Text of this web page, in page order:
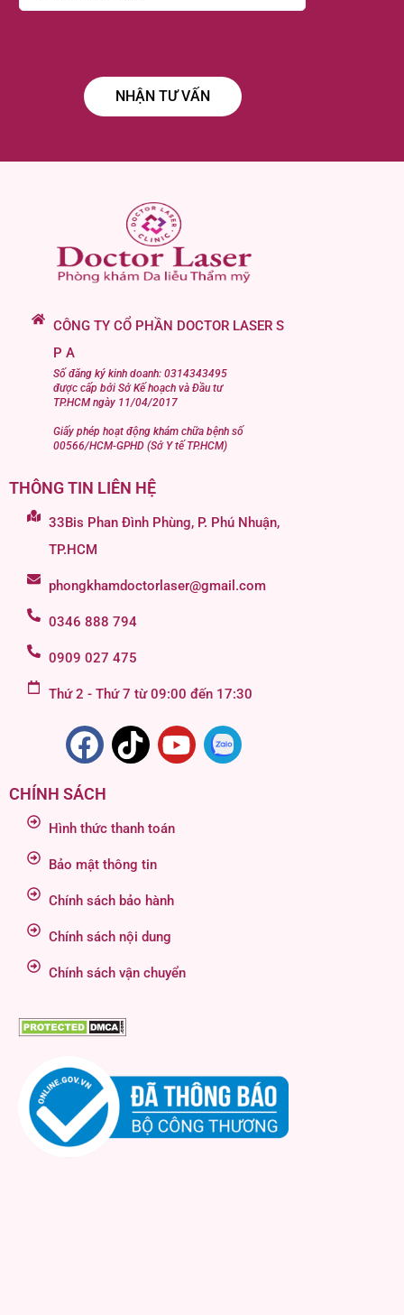
CÔNG TY CỔ PHẦN DOCTOR LASER S
P A
Số đăng ký kinh doanh: 0314343495
được cấp bởi Sở Kế hoạch và Đầu tư
TP.HCM ngày 11/04/2017
Giấy phép hoạt động khám chữa bệnh số
00566/HCM-GPHD (Sở Y tế TP.HCM)
THÔNG TIN LIÊN HỆ
33Bis Phan Đình Phùng, P. Phú Nhuận,
TP.HCM
phongkhamdoctorlaser@gmail.com
0346 888 794
0909 027 475
Thứ 2 - Thứ 7 từ 09:00 đến 17:30
CHÍNH SÁCH
Hình thức thanh toán
Bảo mật thông tin
Chính sách bảo hành
Chính sách nội dung
Chính sách vận chuyển